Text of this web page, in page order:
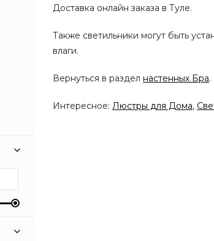
Доставка онлайн заказа в Туле.
Также светильники могут быть
влаги.
Вернуться в раздел настенных Бра.
Интересное: Люстры для Дома,